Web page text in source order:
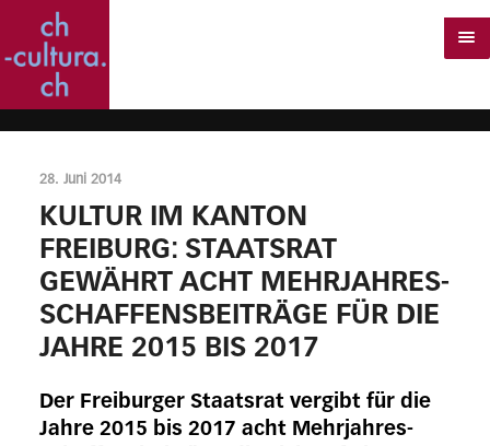
28. Juni 2014
KULTUR IM KANTON
FREIBURG: STAATSRAT
GEWÄHRT ACHT MEHRJAHRES-
SCHAFFENSBEITRÄGE FÜR DIE
JAHRE 2015 BIS 2017
Der Freiburger Staatsrat vergibt für die
Jahre 2015 bis 2017 acht Mehrjahres-